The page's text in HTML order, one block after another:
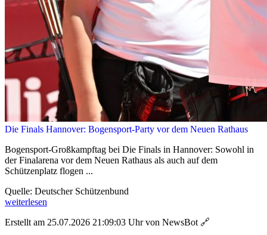
Die Finals Hannover: Bogensport-Party vor dem Neuen Rathaus
Bogensport-Großkampftag bei Die Finals in Hannover: Sowohl in
der Finalarena vor dem Neuen Rathaus als auch auf dem
Schützenplatz flogen ...
Quelle: Deutscher Schützenbund
weiterlesen
Erstellt am 25.07.2026 21:09:03 Uhr von NewsBot 🔗